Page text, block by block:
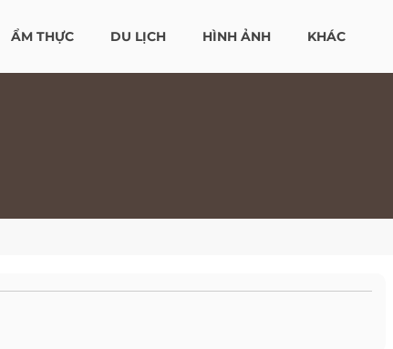
ẨM THỰC DU LỊCH HÌNH ẢNH KHÁC